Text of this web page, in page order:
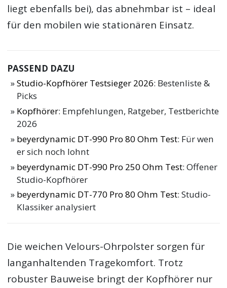
liegt ebenfalls bei), das abnehmbar ist – ideal
für den mobilen wie stationären Einsatz.
PASSEND DAZU
Studio-Kopfhörer Testsieger 2026: Bestenliste &
Picks
Kopfhörer: Empfehlungen, Ratgeber, Testberichte
2026
beyerdynamic DT-990 Pro 80 Ohm Test: Für wen
er sich noch lohnt
beyerdynamic DT-990 Pro 250 Ohm Test: Offener
Studio-Kopfhörer
beyerdynamic DT-770 Pro 80 Ohm Test: Studio-
Klassiker analysiert
Die weichen Velours-Ohrpolster sorgen für
langanhaltenden Tragekomfort. Trotz
robuster Bauweise bringt der Kopfhörer nur